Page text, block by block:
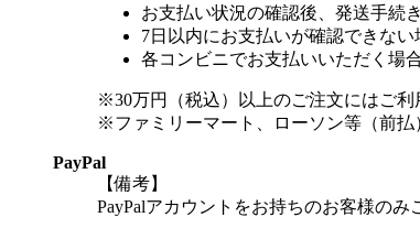
お支払い状況の確認後、発送手続
7日以内にお支払いが確認できな
各コンビニでお支払いいただく場
※30万円（税込）以上のご注文にはご利
※ファミリーマート、ローソン等（前
PayPal
【備考】
PayPalアカウントをお持ちのお客様のみ